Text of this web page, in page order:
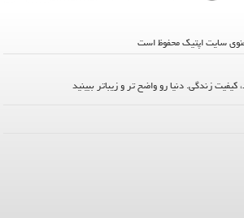
زندگی. دنیا رو واضح تر و زیباتر ببینید